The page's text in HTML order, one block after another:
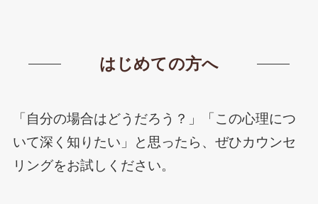
はじめての方へ
「自分の場合はどうだろう？」「この心理につ
いて深く知りたい」と思ったら、ぜひカウンセ
リングをお試しください。